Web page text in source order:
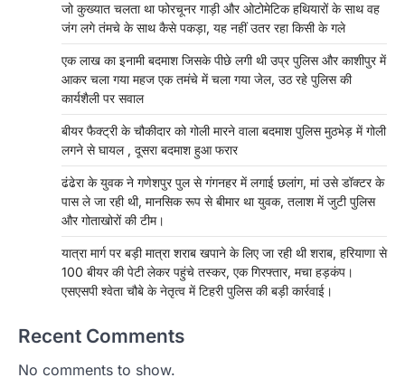
जो कुख्यात चलता था फोरचूनर गाड़ी और ओटोमेटिक हथियारों के साथ वह
जंग लगे तंमचे के साथ कैसे पकड़ा, यह नहीं उतर रहा किसी के गले
एक लाख का इनामी बदमाश जिसके पीछे लगी थी उप्र पुलिस और काशीपुर में
आकर चला गया महज एक तमंचे में चला गया जेल, उठ रहे पुलिस की
कार्यशैली पर सवाल
बीयर फैक्ट्री के चौकीदार को गोली मारने वाला बदमाश पुलिस मुठभेड़ में गोली
लगने से घायल , दूसरा बदमाश हुआ फरार
ढंढेरा के युवक ने गणेशपुर पुल से गंगनहर में लगाई छलांग, मां उसे डॉक्टर के
पास ले जा रही थी, मानसिक रूप से बीमार था युवक, तलाश में जुटी पुलिस
और गोताखोरों की टीम।
यात्रा मार्ग पर बड़ी मात्रा शराब खपाने के लिए जा रही थी शराब, हरियाणा से
100 बीयर की पेटी लेकर पहुंचे तस्कर, एक गिरफ्तार, मचा हड़कंप।
एसएसपी श्वेता चौबे के नेतृत्व में टिहरी पुलिस की बड़ी कार्रवाई।
Recent Comments
No comments to show.